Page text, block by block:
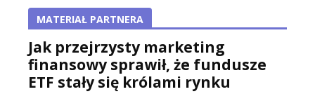
MATERIAŁ PARTNERA
Jak przejrzysty marketing
finansowy sprawił, że fundusze
ETF stały się królami rynku